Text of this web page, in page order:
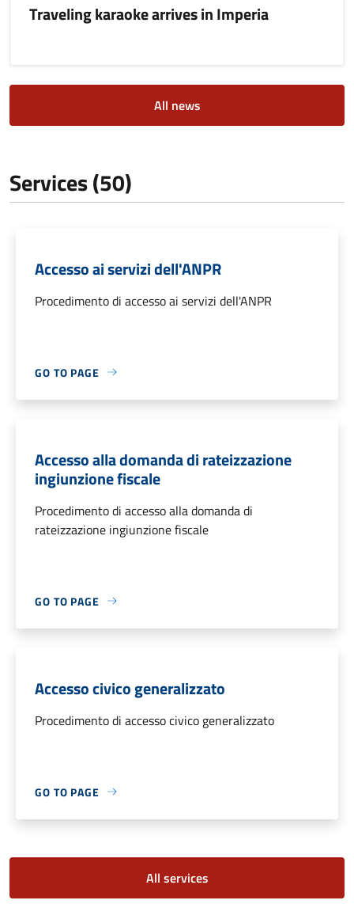
Traveling karaoke arrives in Imperia
All news
Services (50)
Accesso ai servizi dell'ANPR
Procedimento di accesso ai servizi dell'ANPR
GO TO PAGE
Accesso alla domanda di rateizzazione
ingiunzione fiscale
Procedimento di accesso alla domanda di
rateizzazione ingiunzione fiscale
GO TO PAGE
Accesso civico generalizzato
Procedimento di accesso civico generalizzato
GO TO PAGE
All services